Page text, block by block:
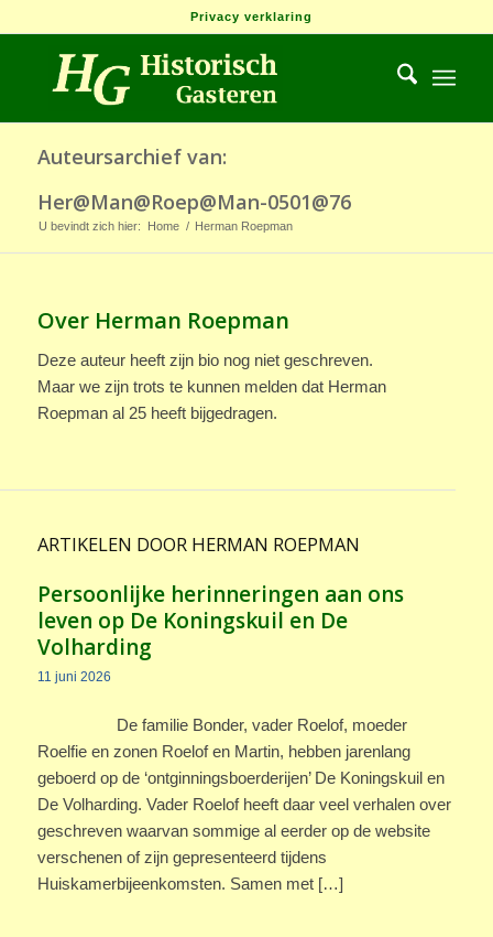
Privacy verklaring
Auteursarchief van:
Her@Man@Roep@Man-0501@76
U bevindt zich hier: Home / Herman Roepman
Over Herman Roepman
Deze auteur heeft zijn bio nog niet geschreven.
Maar we zijn trots te kunnen melden dat Herman
Roepmanal 25 heeft bijgedragen.
ARTIKELEN DOOR HERMAN ROEPMAN
Persoonlijke herinneringen aan ons
leven op De Koningskuil en De
Volharding
11 juni 2026
De familie Bonder, vader Roelof, moeder
Roelfie en zonen Roelof en Martin, hebben jarenlang
geboerd op de ‘ontginningsboerderijen’ De Koningskuil en
De Volharding. Vader Roelof heeft daar veel verhalen over
geschreven waarvan sommige al eerder op de website
verschenen of zijn gepresenteerd tijdens
Huiskamerbijeenkomsten. Samen met […]